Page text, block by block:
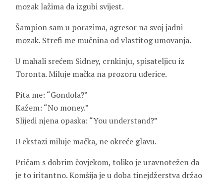
mozak lažima da izgubi svijest.
Šampion sam u porazima, agresor na svoj jadni
mozak. Strefi me mučnina od vlastitog umovanja.
U mahali srećem Sidney, crnkinju, spisateljicu iz
Toronta. Miluje mačka na prozoru uđerice.
Pita me: “Gondola?”
Kažem: “No money.”
Slijedi njena opaska: “You understand?”
U ekstazi miluje mačka, ne okreće glavu.
Pričam s dobrim čovjekom, toliko je uravnotežen da
je to iritantno. Komšija je u doba tinejdžerstva držao